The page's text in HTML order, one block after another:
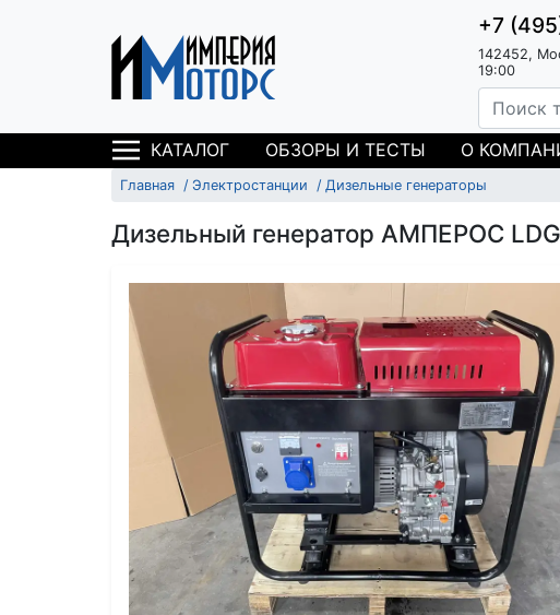
+7
142452,
19:00
КАТАЛОГ ОБЗОРЫ И ТЕСТЫ О
Главная Электростанции Дизельные генераторы
Дизельный генератор АМПЕРОС